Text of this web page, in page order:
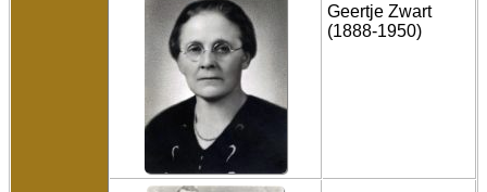
Geertje Zwart
(1888-1950)